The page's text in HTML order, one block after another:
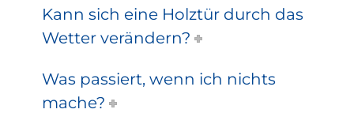
Kann sich eine Holztür durch das
Wetter verändern?
Was passiert, wenn ich nichts
mache?